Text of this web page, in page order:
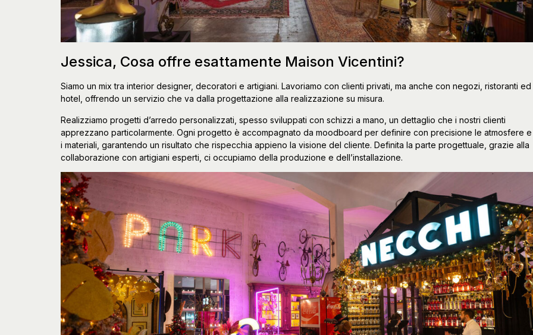
Jessica, Cosa offre esattamente Maison Vicentini?
Siamo un mix tra interior designer, decoratori e artigiani. Lavoriamo con clienti privati, ma anche con negozi, ristoranti ed
hotel, offrendo un servizio che va dalla progettazione alla realizzazione su misura.
Realizziamo progetti d’arredo personalizzati, spesso sviluppati con schizzi a mano, un dettaglio che i nostri clienti
apprezzano particolarmente. Ogni progetto è accompagnato da moodboard per definire con precisione le atmosfere e
i materiali, garantendo un risultato che rispecchia appieno la visione del cliente. Definita la parte progettuale, grazie alla
collaborazione con artigiani esperti, ci occupiamo della produzione e dell’installazione.